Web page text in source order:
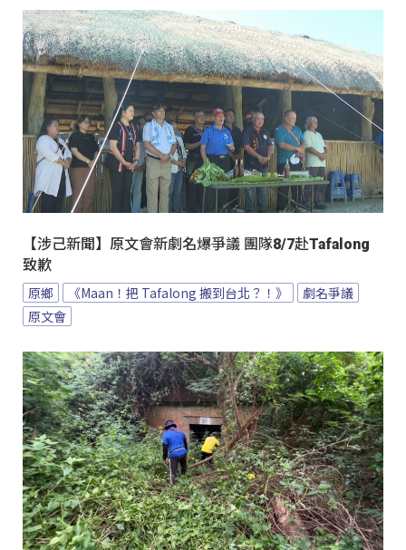
【涉己新聞】原文會新劇名爆爭議 團隊8/7赴Tafalong
致歉
原鄉 《Maan！把 Tafalong 搬到台北？！》
劇名爭議
原文會